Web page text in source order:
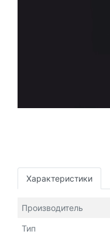
Характеристики
Производитель
Тип